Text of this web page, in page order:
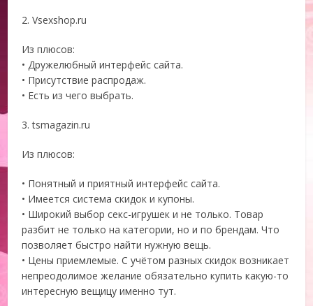
2. Vsexshop.ru
Из плюсов:
• Дружелюбный интерфейс сайта.
• Присутствие распродаж.
• Есть из чего выбрать.
3. tsmagazin.ru
Из плюсов:
• Понятный и приятный интерфейс сайта.
• Имеется система скидок и купоны.
• Широкий выбор секс-игрушек и не только. Товар
разбит не только на категории, но и по брендам. Что
позволяет быстро найти нужную вещь.
• Цены приемлемые. С учётом разных скидок возникает
непреодолимое желание обязательно купить какую-то
интересную вещицу именно тут.